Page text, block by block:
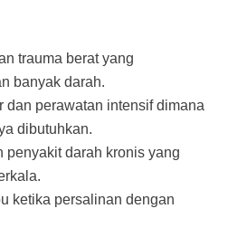
trauma berat yang
banyak darah.
dan perawatan intensif dimana
dibutuhkan.
penyakit darah kronis yang
ketika persalinan dengan